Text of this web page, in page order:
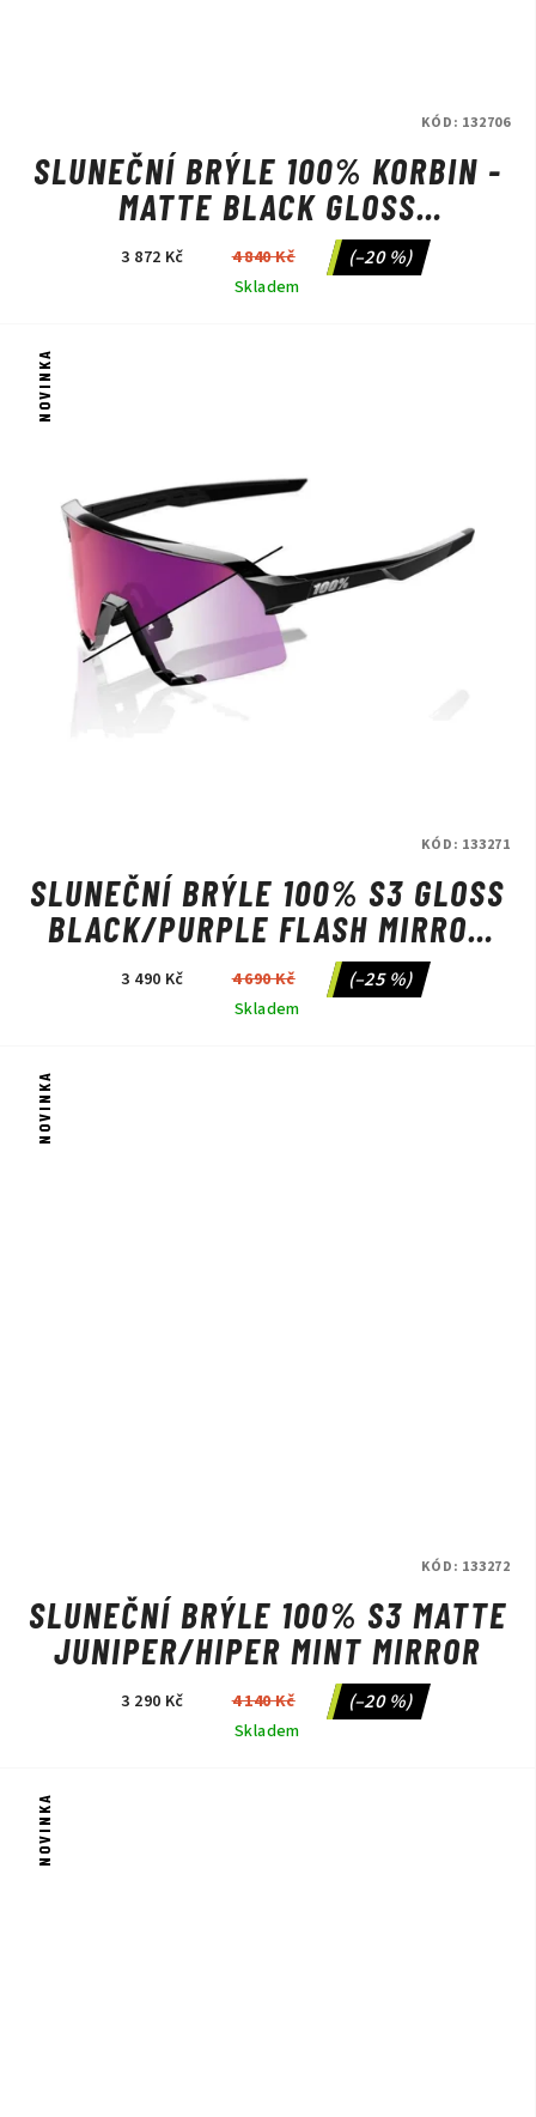
SLUNEČNÍ BRÝLE 100% KORBIN -
MATTE BLACK GLOSS
BLACK/BLACK MIRROR
3 872 Kč 4 840 Kč (–20 %)
Skladem
KÓD: 132706
NOVINKA
SLUNEČNÍ BRÝLE 100% S3 GLOSS
BLACK/PURPLE FLASH MIRROR
PHOTOCHROMIC
3 490 Kč 4 690 Kč (–25 %)
Skladem
KÓD: 133271
NOVINKA
SLUNEČNÍ BRÝLE 100% S3 MATTE
JUNIPER/HIPER MINT MIRROR
3 290 Kč 4 140 Kč (–20 %)
Skladem
KÓD: 133272
NOVINKA